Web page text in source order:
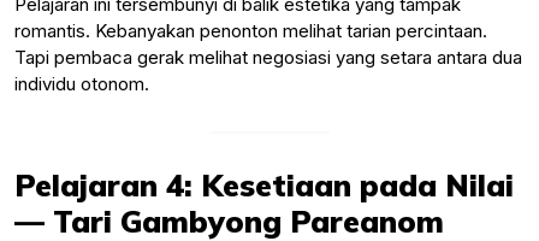
romantis. Kebanyakan penonton melihat tarian percintaan.
Tapi pembaca gerak melihat negosiasi yang setara antara dua
individu otonom.
Pelajaran 4: Kesetiaan pada Nilai
— Tari Gambyong Pareanom